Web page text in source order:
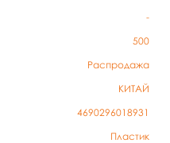
-
500
Распродажа
КИТАЙ
4690296018931
Пластик